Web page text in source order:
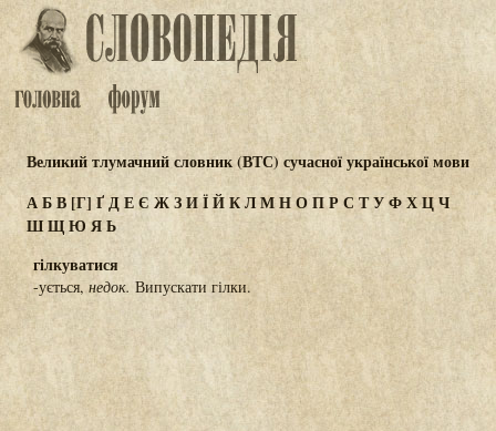
Великий тлумачний словник (ВТС) сучасної української мови
АБВ[Г] ҐДЕЄ ЖЗИЇЙКЛМНОПР СТУФХЦЧ
ШЩЮЯЬ
гілкуватися
-ується, недок. Випускати гілки.